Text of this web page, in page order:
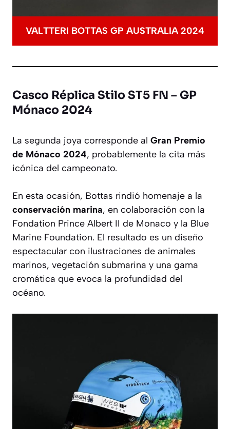
VALTTERI BOTTAS GP AUSTRALIA 2024
Casco Réplica Stilo ST5 FN – GP
Mónaco 2024
La segunda joya corresponde al Gran Premio
de Mónaco 2024, probablemente la cita más
icónica del campeonato.
En esta ocasión, Bottas rindió homenaje a la
conservación marina, en colaboración con la
Fondation Prince Albert II de Monaco y la Blue
Marine Foundation. El resultado es un diseño
espectacular con ilustraciones de animales
marinos, vegetación submarina y una gama
cromática que evoca la profundidad del
océano.